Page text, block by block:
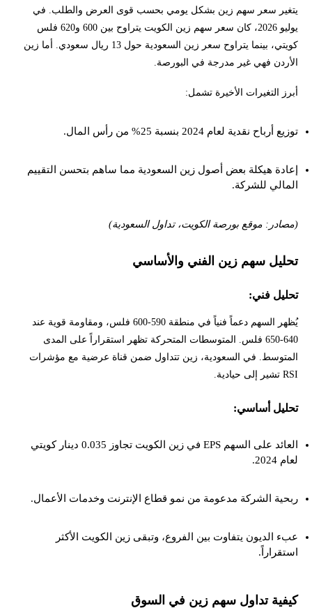
يتغير سعر سهم زين بشكل يومي بحسب قوى العرض والطلب. في
يوليو 2026، كان سعر سهم زين الكويت يتراوح بين 600 و620 فلس
كويتي، بينما يتراوح سعر زين السعودية حول 13 ريال سعودي. أما زين
الأردن فهي غير مدرجة في البورصة.
أبرز التغيرات الأخيرة تشمل:
توزيع أرباح نقدية لعام 2024 بنسبة 25% من رأس المال.
إعادة هيكلة بعض أصول زين السعودية مما ساهم بتحسن التقييم
المالي للشركة.
(مصادر: موقع بورصة الكويت، تداول السعودية)
تحليل سهم زين الفني والأساسي
تحليل فني:
يُظهر السهم دعماً فنياً في منطقة 590-600 فلس، ومقاومة قوية عند
640-650 فلس. المتوسطات المتحركة تظهر استقراراً على المدى
المتوسط. في السعودية، زين تتداول ضمن قناة عرضية مع مؤشرات
RSI تشير إلى حيادية.
تحليل أساسي:
العائد على السهم EPS في زين الكويت تجاوز 0.035 دينار كويتي
لعام 2024.
ربحية الشركة مدعومة من نمو قطاع الإنترنت وخدمات الأعمال.
عبء الديون يتفاوت بين الفروع، وتبقى زين الكويت الأكثر
استقراراً.
كيفية تداول سهم زين في السوق